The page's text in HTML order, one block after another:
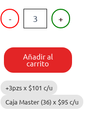
-
SONAJAS
5
+
Añadir al
carrito
+3pzs x $101 c/u
Caja Master (36) x $95c/u